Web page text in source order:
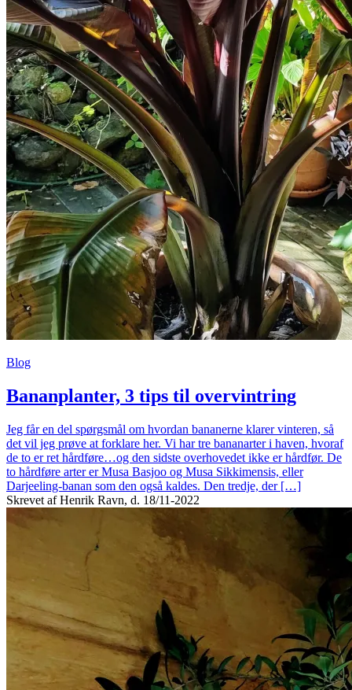
Blog
Bananplanter, 3 tips til overvintring
Jeg får en del spørgsmål om hvordan bananerne klarer vinteren, så
det vil jeg prøve at forklare her. Vi har tre bananarter i haven, hvoraf
de to er ret hårdføre…og den sidste overhovedet ikke er hårdfør. De
to hårdføre arter er Musa Basjoo og Musa Sikkimensis, eller
Darjeeling-banan som den også kaldes. Den tredje, der […]
Skrevet af Henrik Ravn, d. 18/11-2022